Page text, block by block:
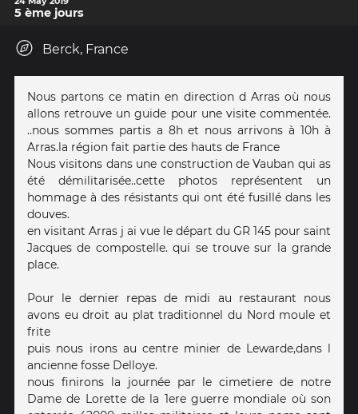
5 ème jours
Berck, France
Nous partons ce matin en direction d Arras où nous
allons retrouve un guide pour une visite commentée.
..nous sommes partis a 8h et nous arrivons à 10h à
Arras.la région fait partie des hauts de France
Nous visitons dans une construction de Vauban qui as
été démilitarisée..cette photos représentent un
hommage à des résistants qui ont été fusillé dans les
douves.
en visitant Arras j ai vue le départ du GR 145 pour saint
Jacques de compostelle. qui se trouve sur la grande
place.
Pour le dernier repas de midi au restaurant nous
avons eu droit au plat traditionnel du Nord moule et
frite
puis nous irons au centre minier de Lewarde,dans l
ancienne fosse Delloye.
nous finirons la journée par le cimetiere de notre
Dame de Lorette de la 1ere guerre mondiale où son